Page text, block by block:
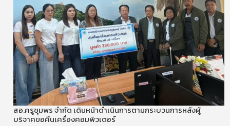
สอ.ครูชุมพร จำกัด เดินหน้าดำเนินการตามกระบวนการหลังผู้
บริจาคขอคืนเครื่องคอมพิวเตอร์